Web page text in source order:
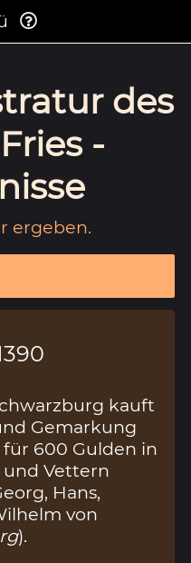
des
-
ergeben.
kauft
Gemarkung
für 600 Gulden in
Vettern
Hans,
von
).